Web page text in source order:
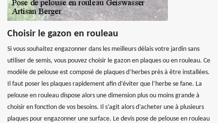
Choisir le gazon en rouleau
Si vous souhaitez engazonner dans les meilleurs délais votre jardin sans
utiliser de semis, vous pouvez choisir le gazon en plaques ou en rouleau. Ce
modèle de pelouse est composé de plaques d’herbes près à être installées.
Il faut poser les plaques rapidement afin d’éviter que l’herbe se fane. La
pelouse en rouleau dispose alors une dimension plus ou moins grande à
choisir en fonction de vos besoins. Il s’agit alors d’acheter une à plusieurs
plaques pour engazonner une surface. Le devis pose de pelouse en rouleau